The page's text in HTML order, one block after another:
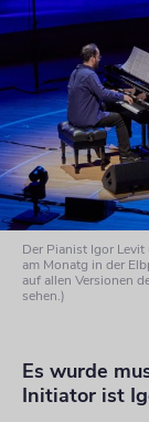
Der Pianist Igor
am Monatg in der
auf allen Versionen
sehen.)
Es wurde
Initiator ist